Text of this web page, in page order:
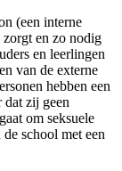
(een interne
zorgt en zo nodig
en leerlingen
van de externe
hebben een
zij geen
om seksuele
school met een